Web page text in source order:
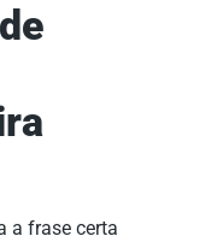
a frase certa